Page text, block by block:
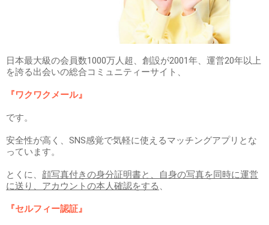
日本最大級の会員数1000万人超、創設が2001年、運営20年以上
を誇る出会いの総合コミュニティーサイト、
『ワクワクメール』
です。
安全性が高く、SNS感覚で気軽に使えるマッチングアプリとな
っています。
とくに、 顔写真付きの身分証明書と、自身の写真を同時に運営
に送り、アカウントの本人確認をする
『セルフィー認証』